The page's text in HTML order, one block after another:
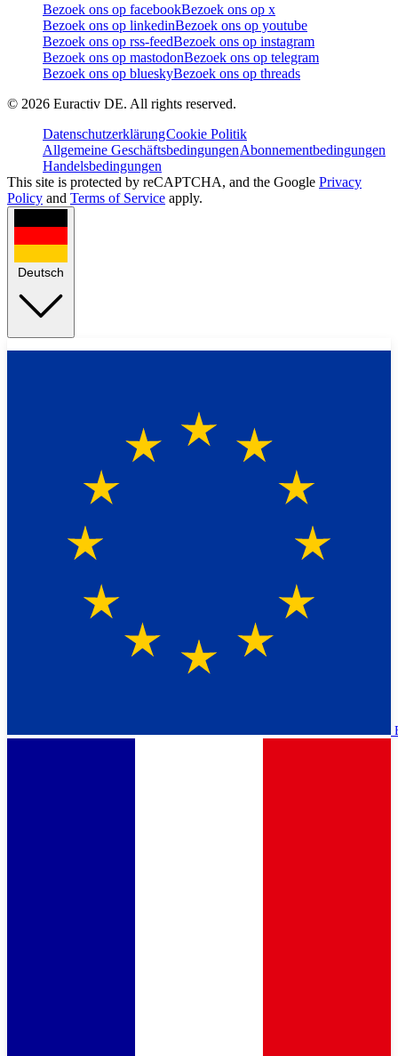
Bezoek ons op facebookBezoek ons op x
Bezoek ons op linkedinBezoek ons op youtube
Bezoek ons op rss-feedBezoek ons op instagram
Bezoek ons op mastodonBezoek ons op telegram
Bezoek ons op blueskyBezoek ons op threads
© 2026 Euractiv DE. All rights reserved.
DatenschutzerklärungCookie Politik
Allgemeine GeschäftsbedingungenAbonnementbedingungen
Handelsbedingungen
This site is protected by reCAPTCHA, and the Google Privacy
Policy and Terms of Service apply.
Deutsch